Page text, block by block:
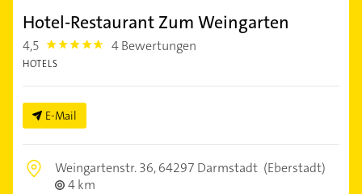
Hotel-Restaurant Zum Weingarten
4,5 4.5 4 Bewertungen
HOTELS
E-Mail
Weingartenstr. 36,64297 Darmstadt (Eberstadt)
4 km